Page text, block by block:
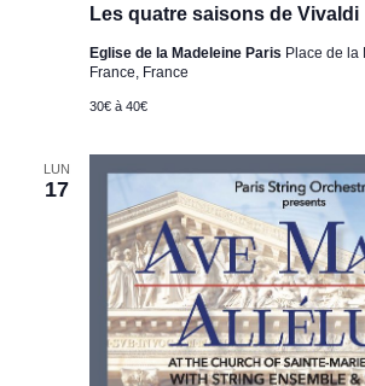
Les quatre saisons de Vivaldi
Eglise de la Madeleine Paris Place de la
France, France
30€ à 40€
LUN
17